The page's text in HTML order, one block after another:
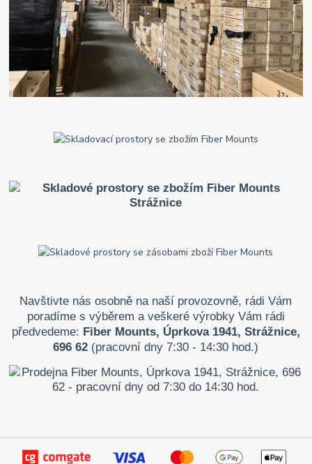
Navštivte nás osobně na naší provozovně, rádi Vám
poradíme s výběrem a veškeré výrobky Vám rádi
předvedeme: Fiber Mounts, Úprkova 1941, Strážnice,
696 62 (pracovní dny 7:30 - 14:30 hod.)